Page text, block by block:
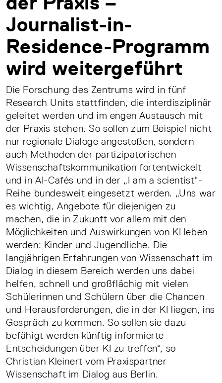
Journalist-in-
Residence-Programm
wird weitergeführt
Die Forschung des Zentrums wird in fünf
Research Units stattfinden, die interdisziplinär
geleitet werden und im engen Austausch mit
der Praxis stehen. So sollen zum Beispiel nicht
nur regionale Dialoge angestoßen, sondern
auch Methoden der partizipatorischen
Wissenschaftskommunikation fortentwickelt
und in AI-Cafés und in der „I am a scientist“-
Reihe bundesweit eingesetzt werden. „Uns war
es wichtig, Angebote für diejenigen zu
machen, die in Zukunft vor allem mit den
Möglichkeiten und Auswirkungen von KI leben
werden: Kinder und Jugendliche. Die
langjährigen Erfahrungen von Wissenschaft im
Dialog in diesem Bereich werden uns dabei
helfen, schnell und großflächig mit vielen
Schülerinnen und Schülern über die Chancen
und Herausforderungen, die in der KI liegen, ins
Gespräch zu kommen. So sollen sie dazu
befähigt werden künftig informierte
Entscheidungen über KI zu treffen“, so
Christian Kleinert vom Praxispartner
Wissenschaft im Dialog aus Berlin.